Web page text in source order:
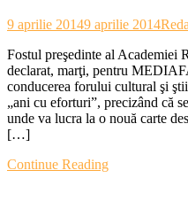
9 aprilie 20149 aprilie 2014
Fostul preşedinte al Academiei
declarat, marţi, pentru
conducerea forului cultural şi
„ani cu eforturi”, precizând că
unde va lucra la o nouă carte
[…]
Continue Reading